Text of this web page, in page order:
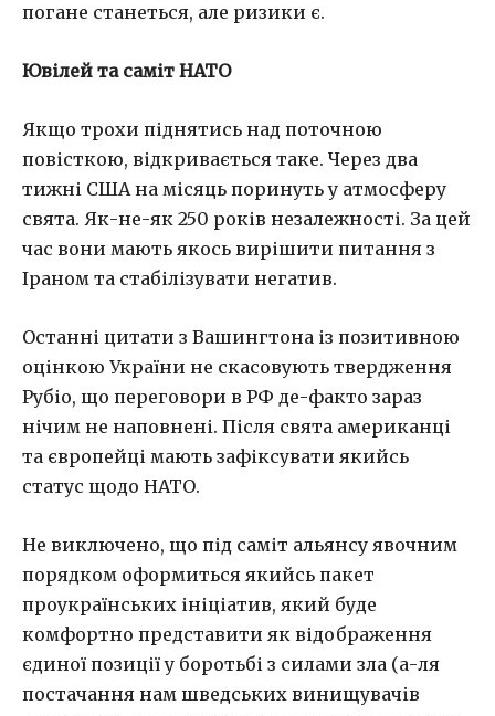
погане станеться, але ризики є.
Ювілей та саміт НАТО
Якщо трохи піднятись над поточною
повісткою, відкривається таке. Через два
тижні США на місяць поринуть у атмосферу
свята. Як-не-як 250 років незалежності. За цей
час вони мають якось вирішити питання з
Іраном та стабілізувати негатив.
Останні цитати з Вашингтона із позитивною
оцінкою України не скасовують твердження
Рубіо, що переговори в РФ де-факто зараз
нічим не наповнені. Після свята американці
та європейці мають зафіксувати якийсь
статус щодо НАТО.
Не виключено, що під саміт альянсу явочним
порядком оформиться якийсь пакет
проукраїнських ініціатив, який буде
комфортно представити як відображення
єдиної позиції у боротьбі з силами зла (а-ля
постачання нам шведських винищувачів